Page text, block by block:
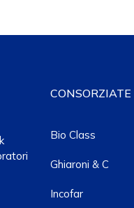
CONSORZIATE
Bio Class
Ghiaroni & C
Incofar